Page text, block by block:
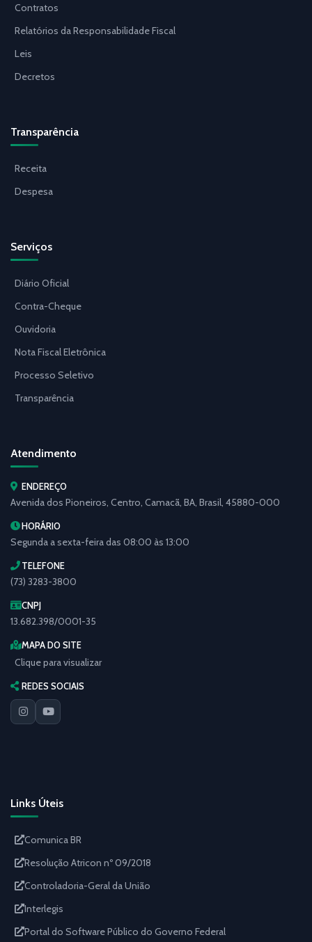
Contratos
Relatórios da Responsabilidade Fiscal
Leis
Decretos
Transparência
Receita
Despesa
Serviços
Diário Oficial
Contra-Cheque
Ouvidoria
Nota Fiscal Eletrônica
Processo Seletivo
Transparência
Atendimento
ENDEREÇO
Avenida dos Pioneiros, Centro, Camacã, BA, Brasil, 45880-000
HORÁRIO
Segunda a sexta-feira das 08:00 às 13:00
TELEFONE
(73) 3283-3800
CNPJ
13.682.398/0001-35
MAPA DO SITE
Clique para visualizar
REDES SOCIAIS
Links Úteis
Comunica BR
Resolução Atricon nº 09/2018
Controladoria-Geral da União
Interlegis
Portal do Software Público do Governo Federal